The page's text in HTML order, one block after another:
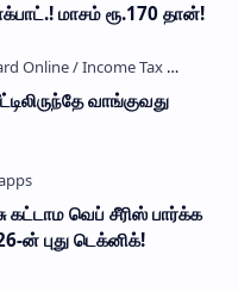
மாசம் ரூ.170 தான்!
வாங்குவது
வெப் சீரிஸ் பார்க்க
ன் புது டெக்னிக்!